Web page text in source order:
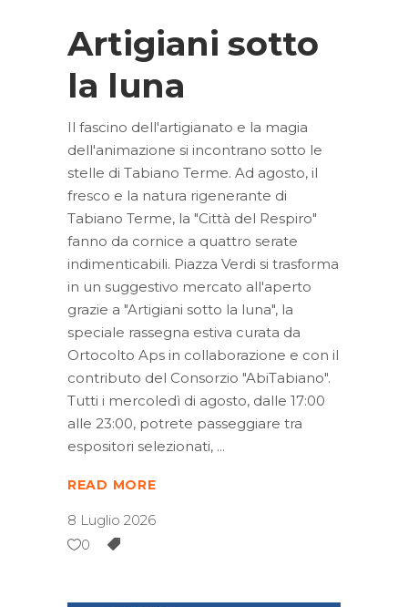
Artigiani sotto
la luna
Il fascino dell'artigianato e la magia
dell'animazione si incontrano sotto le
stelle di Tabiano Terme. Ad agosto, il
fresco e la natura rigenerante di
Tabiano Terme, la "Città del Respiro"
fanno da cornice a quattro serate
indimenticabili. Piazza Verdi si trasforma
in un suggestivo mercato all'aperto
grazie a "Artigiani sotto la luna", la
speciale rassegna estiva curata da
Ortocolto Aps in collaborazione e con il
contributo del Consorzio "AbiTabiano".
Tutti i mercoledì di agosto, dalle 17:00
alle 23:00, potrete passeggiare tra
espositori selezionati,
READ MORE
8 Luglio 2026
0